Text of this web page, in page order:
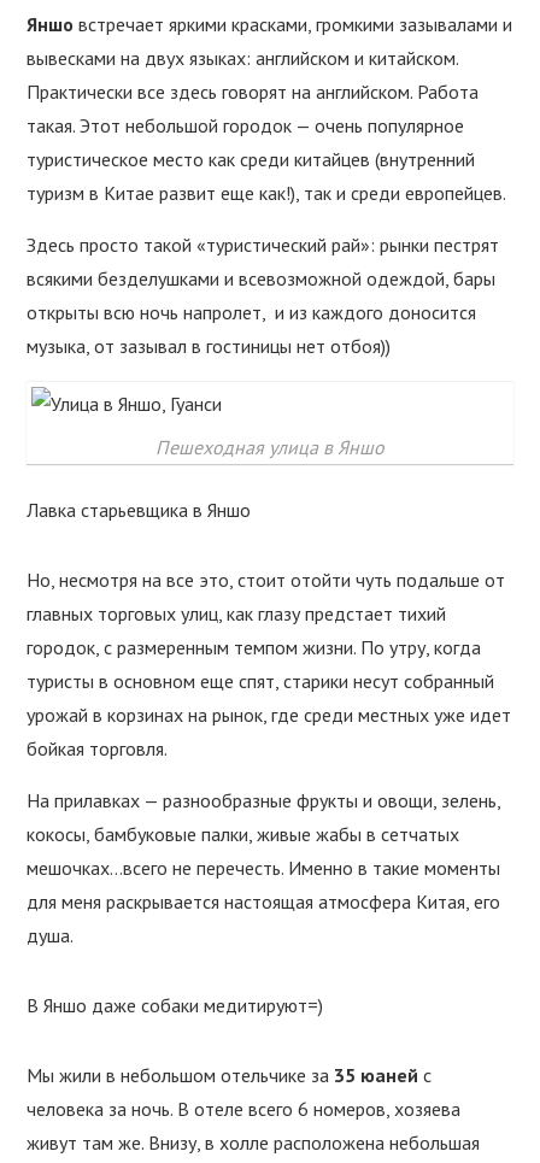
Яншо встречает яркими красками, громкими зазывалами и
вывесками на двух языках: английском и китайском.
Практически все здесь говорят на английском. Работа
такая. Этот небольшой городок — очень популярное
туристическое место как среди китайцев (внутренний
туризм в Китае развит еще как!), так и среди европейцев.
Здесь просто такой «туристический рай»: рынки пестрят
всякими безделушками и всевозможной одеждой, бары
открыты всю ночь напролет, и из каждого доносится
музыка, от зазывал в гостиницы нет отбоя))
Пешеходная улица в Яншо
Лавка старьевщика в Яншо
Но, несмотря на все это, стоит отойти чуть подальше от
главных торговых улиц, как глазу предстает тихий
городок, с размеренным темпом жизни. По утру, когда
туристы в основном еще спят, старики несут собранный
урожай в корзинах на рынок, где среди местных уже идет
бойкая торговля.
На прилавках — разнообразные фрукты и овощи, зелень,
кокосы, бамбуковые палки, живые жабы в сетчатых
мешочках…всего не перечесть. Именно в такие моменты
для меня раскрывается настоящая атмосфера Китая, его
душа.
В Яншо даже собаки медитируют=)
Мы жили в небольшом отельчике за 35 юаней с
человека за ночь. В отеле всего 6 номеров, хозяева
живут там же. Внизу, в холле расположена небольшая